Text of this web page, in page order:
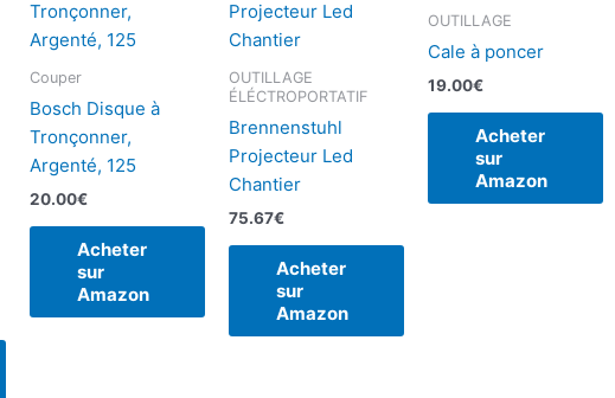
Couper
Bosch Disque à
Tronçonner,
Argenté, 125
20.00€
Acheter
sur
Amazon
OUTILLAGE
ÉLÉCTROPORTATIF
Brennenstuhl
Projecteur Led
Chantier
75.67€
Acheter
sur
Amazon
OUTILLAGE
Cale à poncer
19.00€
Acheter
sur
Amazon